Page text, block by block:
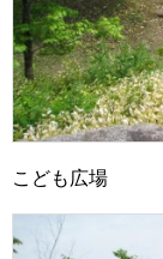
こども広場